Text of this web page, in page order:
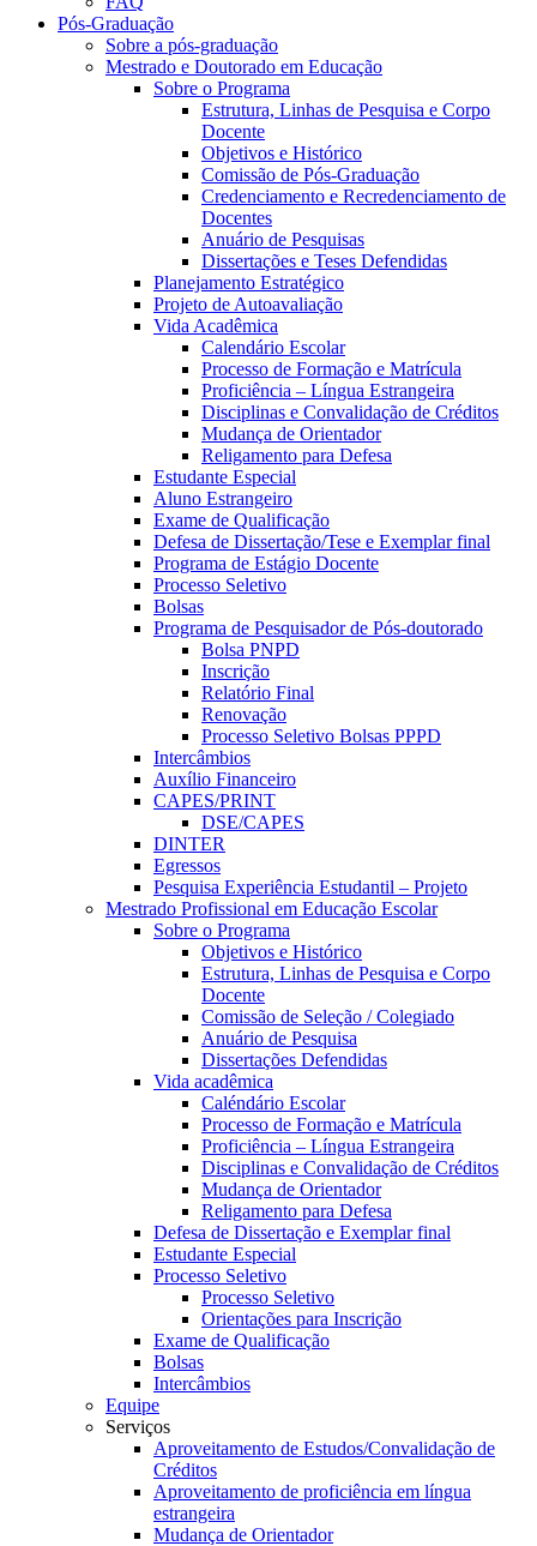
Pós-Graduação
Sobre a pós-graduação
Mestrado e Doutorado em Educação
Sobre o Programa
Estrutura, Linhas de Pesquisa e Corpo
Docente
Objetivos e Histórico
Comissão de Pós-Graduação
Credenciamento e Recredenciamento de
Docentes
Anuário de Pesquisas
Dissertações e Teses Defendidas
Planejamento Estratégico
Projeto de Autoavaliação
Vida Acadêmica
Calendário Escolar
Processo de Formação e Matrícula
Proficiência – Língua Estrangeira
Disciplinas e Convalidação de Créditos
Mudança de Orientador
Religamento para Defesa
Estudante Especial
Aluno Estrangeiro
Exame de Qualificação
Defesa de Dissertação/Tese e Exemplar final
Programa de Estágio Docente
Processo Seletivo
Bolsas
Programa de Pesquisador de Pós-doutorado
Bolsa PNPD
Inscrição
Relatório Final
Renovação
Processo Seletivo Bolsas PPPD
Intercâmbios
Auxílio Financeiro
CAPES/PRINT
DSE/CAPES
DINTER
Egressos
Pesquisa Experiência Estudantil – Projeto
Mestrado Profissional em Educação Escolar
Sobre o Programa
Objetivos e Histórico
Estrutura, Linhas de Pesquisa e Corpo
Docente
Comissão de Seleção / Colegiado
Anuário de Pesquisa
Dissertações Defendidas
Vida acadêmica
Caléndário Escolar
Processo de Formação e Matrícula
Proficiência – Língua Estrangeira
Disciplinas e Convalidação de Créditos
Mudança de Orientador
Religamento para Defesa
Defesa de Dissertação e Exemplar final
Estudante Especial
Processo Seletivo
Processo Seletivo
Orientações para Inscrição
Exame de Qualificação
Bolsas
Intercâmbios
Equipe
Serviços
Aproveitamento de Estudos/Convalidação de
Créditos
Aproveitamento de proficiência em língua
estrangeira
Mudança de Orientador